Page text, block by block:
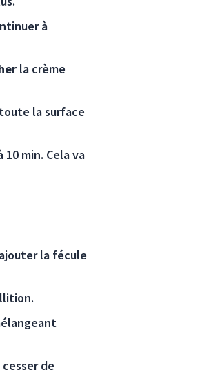
à
la crème
la surface
min. Cela va
la fécule
de